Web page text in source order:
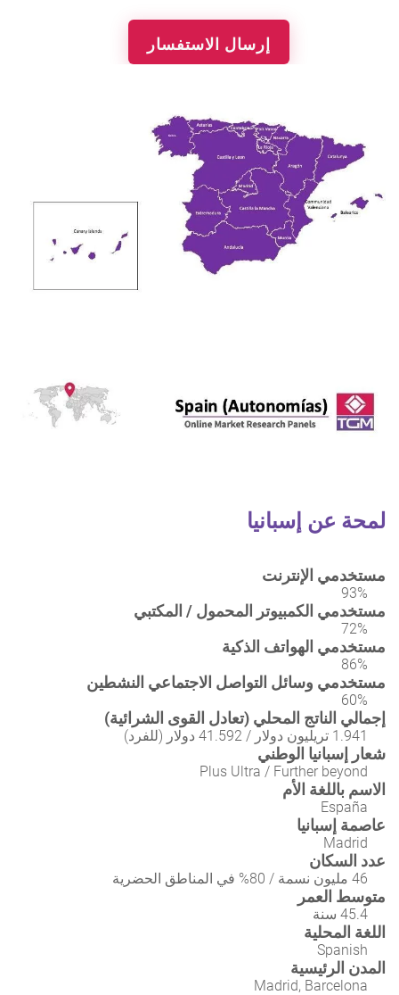
إرسال الاستفسار
لمحة عن إسبانيا
مستخدمي الإنترنت
93%
مستخدمي الكمبيوتر المحمول / المكتبي
72%
مستخدمي الهواتف الذكية
86%
مستخدمي وسائل التواصل الاجتماعي النشطين
60%
إجمالي الناتج المحلي (تعادل القوى الشرائية)
1.941 تريليون دولار / 41.592 دولار (للفرد)
شعار إسبانيا الوطني
Plus Ultra / Further beyond
الاسم باللغة الأم
España
عاصمة إسبانيا
Madrid
عدد السكان
46 مليون نسمة / 80% في المناطق الحضرية
متوسط العمر
45.4 سنة
اللغة المحلية
Spanish
المدن الرئيسية
Madrid, Barcelona